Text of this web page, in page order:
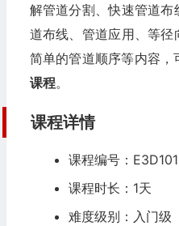
解管道分割、快速管道
道布线、管道应用、等
简单的管道顺序等内容，
课程。
课程详情
课程编号：E3D101
课程时长：1天
难度级别：入门级